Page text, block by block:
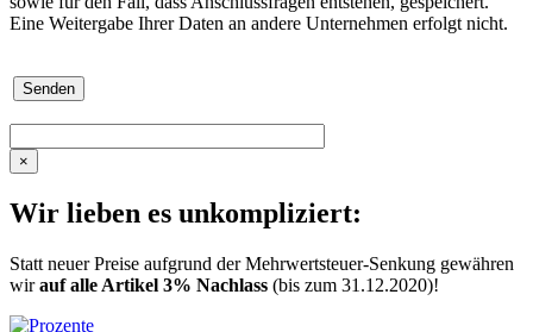
Eine Weitergabe Ihrer Daten an andere Unternehmen erfolgt nicht.
×
Wir lieben es unkompliziert:
Statt neuer Preise aufgrund der Mehrwertsteuer-Senkung gewähren
wirauf alle Artikel 3% Nachlass (bis zum 31.12.2020)!